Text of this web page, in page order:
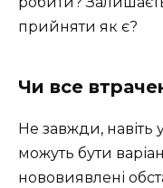
прийняти як є?
Чи все
Не завжди, навіть
можуть бути
нововиявлені